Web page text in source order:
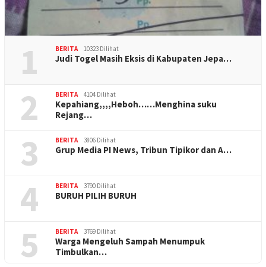
1 BERITA 10323 Dilihat
Judi Togel Masih Eksis di Kabupaten Jepa…
2 BERITA 4104 Dilihat
Kepahiang,,,,Heboh……Menghina suku
Rejang…
3 BERITA 3806 Dilihat
Grup Media PI News, Tribun Tipikor dan A…
4 BERITA 3790 Dilihat
BURUH PILIH BURUH
5 BERITA 3769 Dilihat
Warga Mengeluh Sampah Menumpuk
Timbulkan…